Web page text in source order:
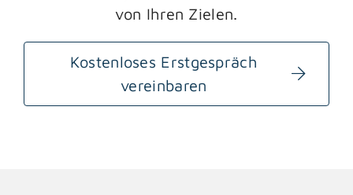
von Ihren Zielen.
Kostenloses Erstgespräch
vereinbaren